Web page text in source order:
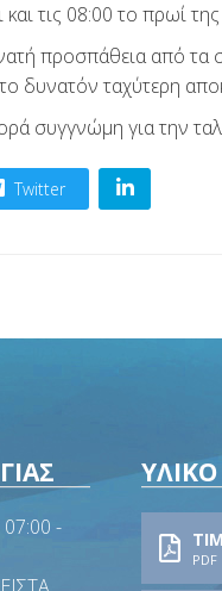
τις 08:00 το πρωί
προσπάθεια από τα
δυνατόν ταχύτερη
συγγνώμη για την
Twitter
-
ΥΛΙΚΟ
PDF